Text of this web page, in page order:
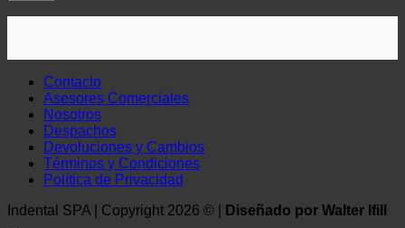
Contacto
Asesores Comerciales
Nosotros
Despachos
Devoluciones y Cambios
Términos y Condiciones
Política de Privacidad
Indental SPA | Copyright 2026 © |
Diseñado por Walter Ifill